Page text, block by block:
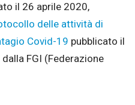
il 26 aprile 2020,
delle attività di
Covid-19 pubblicato il
FGI (Federazione